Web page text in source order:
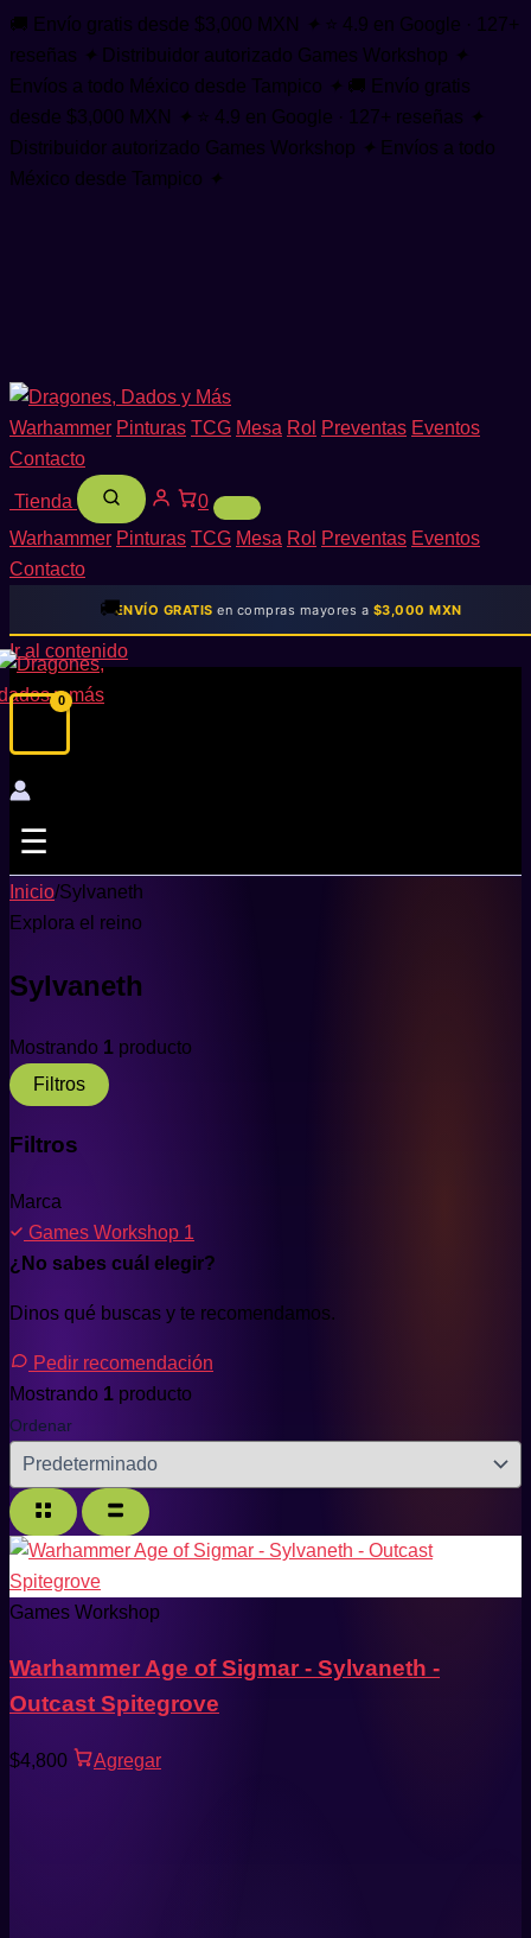
🚚 Envío gratis desde $3,000 MXN ✦ ⭐ 4.9 en Google · 127+
reseñas ✦ Distribuidor autorizado Games Workshop ✦
Envíos a todo México desde Tampico ✦ 🚚 Envío gratis
desde $3,000 MXN
✦ ⭐ 4.9 en Google · 127+ reseñas ✦
Distribuidor autorizado Games Workshop ✦ Envíos a todo
México desde Tampico ✦
Warhammer Pinturas TCG Mesa Rol Preventas Eventos
Contacto
Tienda
0
Warhammer Pinturas TCG Mesa Rol Preventas Eventos
Contacto
🚚ENVÍO GRATIS en compras mayores a $3,000 MXN
Ir al contenido
☰
Inicio/Sylvaneth
Explora el reino
Sylvaneth
Mostrando 1 producto
Filtros
Filtros
Marca
Games Workshop 1
¿No sabes cuál elegir?
Dinos qué buscas y te recomendamos.
Pedir recomendación
Mostrando 1 producto
Ordenar
Games Workshop
Warhammer Age of Sigmar - Sylvaneth -
Outcast Spitegrove
$4,800 Agregar